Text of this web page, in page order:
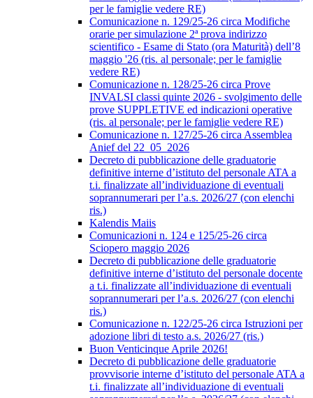
per le famiglie vedere RE)
Comunicazione n. 129/25-26 circa Modifiche
orarie per simulazione 2ª prova indirizzo
scientifico - Esame di Stato (ora Maturità) dell’8
maggio '26 (ris. al personale; per le famiglie
vedere RE)
Comunicazione n. 128/25-26 circa Prove
INVALSI classi quinte 2026 - svolgimento delle
prove SUPPLETIVE ed indicazioni operative
(ris. al personale; per le famiglie vedere RE)
Comunicazione n. 127/25-26 circa Assemblea
Anief del 22_05_2026
Decreto di pubblicazione delle graduatorie
definitive interne d’istituto del personale ATA a
t.i. finalizzate all’individuazione di eventuali
soprannumerari per l’a.s. 2026/27 (con elenchi
ris.)
Kalendis Maiis
Comunicazioni n. 124 e 125/25-26 circa
Sciopero maggio 2026
Decreto di pubblicazione delle graduatorie
definitive interne d’istituto del personale docente
a t.i. finalizzate all’individuazione di eventuali
soprannumerari per l’a.s. 2026/27 (con elenchi
ris.)
Comunicazione n. 122/25-26 circa Istruzioni per
adozione libri di testo a.s. 2026/27 (ris.)
Buon Venticinque Aprile 2026!
Decreto di pubblicazione delle graduatorie
provvisorie interne d’istituto del personale ATA a
t.i. finalizzate all’individuazione di eventuali